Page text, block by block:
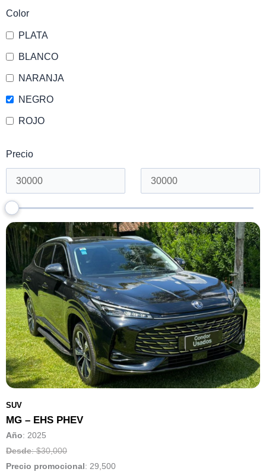
Color
PLATA
BLANCO
NARANJA
NEGRO
ROJO
Precio
SUV
MG – EHS PHEV
Año: 2025
Desde: $30,000
Precio promocional: 29,500